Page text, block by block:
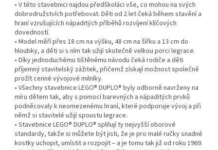
• V této stavebnici najdou předškoláci vše, co mohou na svých
dobrodružstvích potřebovat. Děti od 2 let čeká během stavění a
hraní vzrušujících nápaditých příběhů rozvíjení klíčových
dovedností.
• Model měří přes 18 cm na výšku, 48 cm na šířku a 13 cm do
hloubky, a děti si s ním tak užijí skutečně velkou porci legrace.
• Díky jednoduchému tištěnému návodu čeká rodiče a děti
příjemný stavitelský zážitek, přičemž získají možnost společně
prožít cenné vývojové milníky.
• Všechny stavebnice LEGO® DUPLO® byly odborně navrženy na
míru dětem tak, aby s pomocí barevných a nápaditých prvků
podněcovaly k neomezenému hraní, které podporuje vývoj a při
němž si stavitelé užijí spoustu legrace.
• Stavebnice LEGO® DUPLO® splňují ty nejvyšší oborové
standardy, takže si můžete být jisti, že je pro malé ručky snadné
kostky uchopit, umístit a rozpojit – a je tomu tak již od roku 1969.